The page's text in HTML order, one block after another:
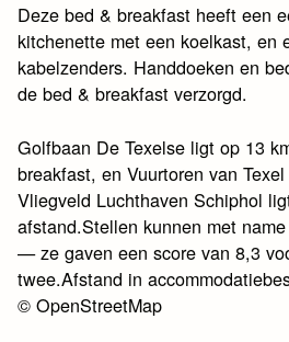
Deze bed & breakfast heeft een
kitchenette met een koelkast, en
kabelzenders. Handdoeken en
de bed & breakfast verzorgd.
Golfbaan De Texelse ligt op 13
breakfast, en Vuurtoren van
Vliegveld Luchthaven Schiphol
afstand.Stellen kunnen met
— ze gaven een score van 8,3
twee.Afstand in
© OpenStreetMap